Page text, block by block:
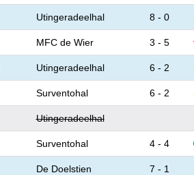
Utingeradeelhal 8 - 0
MFC de Wier 3 - 5
Utingeradeelhal 6 - 2
Surventohal 6 - 2
Utingeradeelhal
Surventohal 4 - 4
De Doelstien 7 - 1